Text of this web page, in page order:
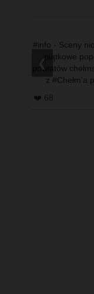
#info - Sceny
piątkowe
powiatów
z #Chełm'a
❤️ 68